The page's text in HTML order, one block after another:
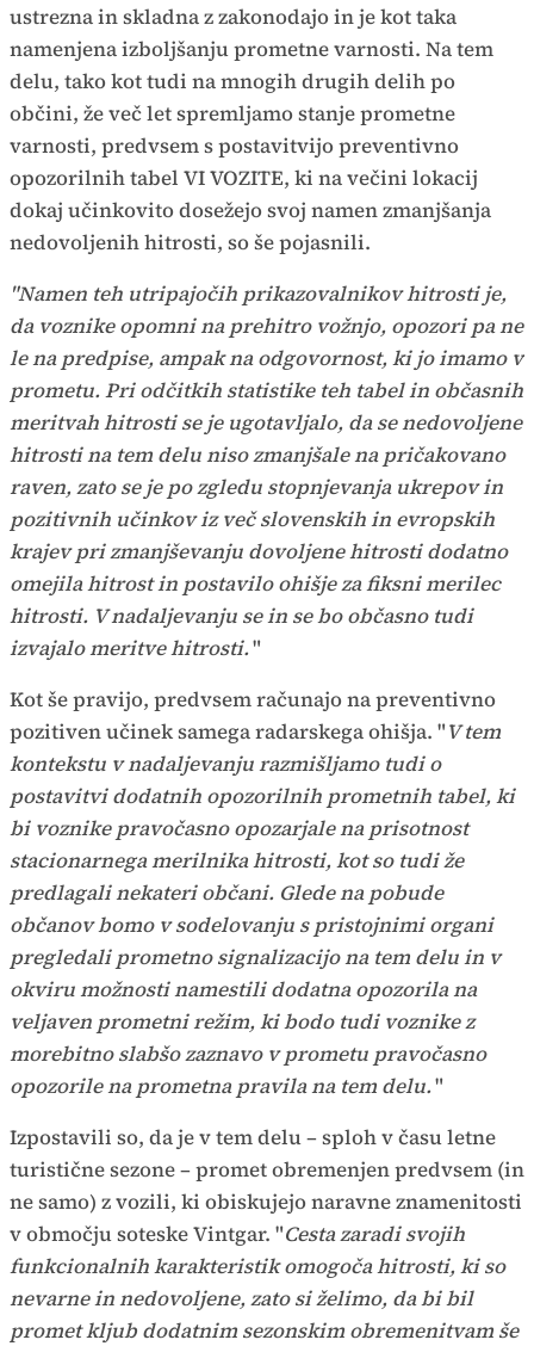
ustrezna in skladna z zakonodajo in je kot taka
namenjena izboljšanju prometne varnosti. Na tem
delu, tako kot tudi na mnogih drugih delih po
občini, že več let spremljamo stanje prometne
varnosti, predvsem s postavitvijo preventivno
opozorilnih tabel VI VOZITE, ki na večini lokacij
dokaj učinkovito dosežejo svoj namen zmanjšanja
nedovoljenih hitrosti, so še pojasnili.
"Namen teh utripajočih prikazovalnikov hitrosti je,
da voznike opomni na prehitro vožnjo, opozori pa ne
le na predpise, ampak na odgovornost, ki jo imamo v
prometu. Pri odčitkih statistike teh tabel in občasnih
meritvah hitrosti se je ugotavljalo, da se nedovoljene
hitrosti na tem delu niso zmanjšale na pričakovano
raven, zato se je po zgledu stopnjevanja ukrepov in
pozitivnih učinkov iz več slovenskih in evropskih
krajev pri zmanjševanju dovoljene hitrosti dodatno
omejila hitrost in postavilo ohišje za fiksni merilec
hitrosti. V nadaljevanju se in se bo občasno tudi
izvajalo meritve hitrosti."
Kot še pravijo, predvsem računajo na preventivno
pozitiven učinek samega radarskega ohišja. "V tem
kontekstu v nadaljevanju razmišljamo tudi o
postavitvi dodatnih opozorilnih prometnih tabel, ki
bi voznike pravočasno opozarjale na prisotnost
stacionarnega merilnika hitrosti, kot so tudi že
predlagali nekateri občani. Glede na pobude
občanov bomo v sodelovanju s pristojnimi organi
pregledali prometno signalizacijo na tem delu in v
okviru možnosti namestili dodatna opozorila na
veljaven prometni režim, ki bodo tudi voznike z
morebitno slabšo zaznavo v prometu pravočasno
opozorile na prometna pravila na tem delu."
Izpostavili so, da je v tem delu – sploh v času letne
turistične sezone – promet obremenjen predvsem (in
ne samo) z vozili, ki obiskujejo naravne znamenitosti
v območju soteske Vintgar. "Cesta zaradi svojih
funkcionalnih karakteristik omogoča hitrosti, ki so
nevarne in nedovoljene, zato si želimo, da bi bil
promet kljub dodatnim sezonskim obremenitvam še